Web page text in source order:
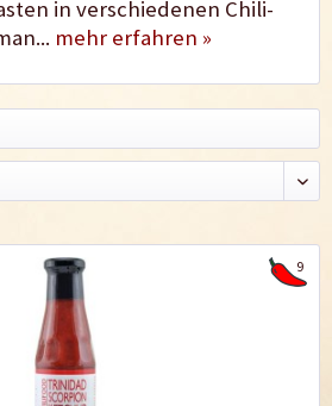
in verschiedenen Chili-
mehr erfahren »
9